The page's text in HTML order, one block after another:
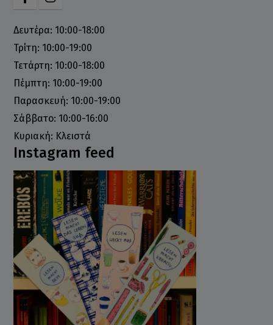
Δευτέρα: 10:00-18:00
Τρίτη: 10:00-19:00
Τετάρτη: 10:00-18:00
Πέμπτη: 10:00-19:00
Παρασκευή: 10:00-19:00
Σάββατο: 10:00-16:00
Κυριακή: Κλειστά
Instagram feed